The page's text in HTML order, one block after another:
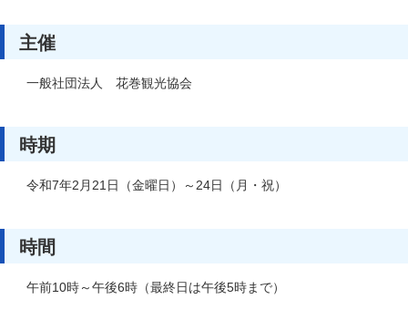
主催
一般社団法人 花巻観光協会
時期
令和7年2月21日（金曜日）～24日（月・祝）
時間
午前10時～午後6時（最終日は午後5時まで）